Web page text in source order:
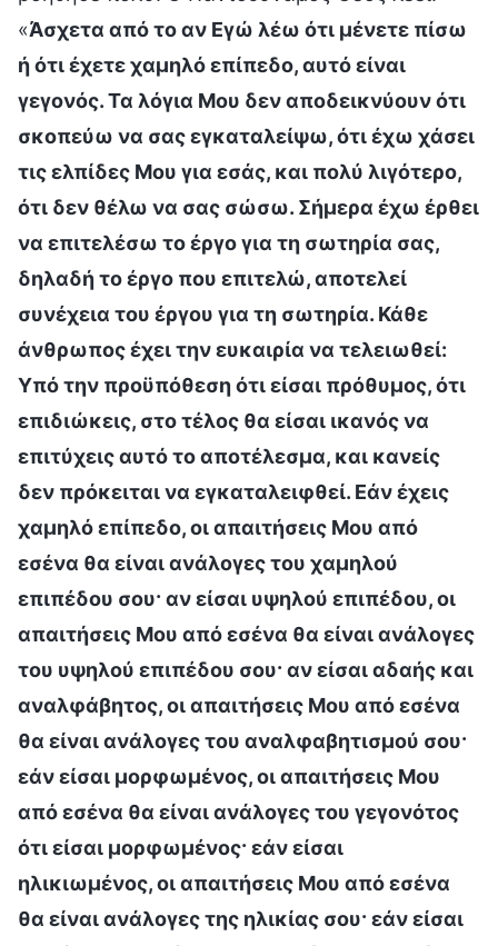
«Άσχετα από το αν Εγώ λέω ότι μένετε πίσω
ή ότι έχετε χαμηλό επίπεδο, αυτό είναι
γεγονός. Τα λόγια Μου δεν αποδεικνύουν ότι
σκοπεύω να σας εγκαταλείψω, ότι έχω χάσει
τις ελπίδες Μου για εσάς, και πολύ λιγότερο,
ότι δεν θέλω να σας σώσω. Σήμερα έχω έρθει
να επιτελέσω το έργο για τη σωτηρία σας,
δηλαδή το έργο που επιτελώ, αποτελεί
συνέχεια του έργου για τη σωτηρία. Κάθε
άνθρωπος έχει την ευκαιρία να τελειωθεί:
Υπό την προϋπόθεση ότι είσαι πρόθυμος, ότι
επιδιώκεις, στο τέλος θα είσαι ικανός να
επιτύχεις αυτό το αποτέλεσμα, και κανείς
δεν πρόκειται να εγκαταλειφθεί. Εάν έχεις
χαμηλό επίπεδο, οι απαιτήσεις Μου από
εσένα θα είναι ανάλογες του χαμηλού
επιπέδου σου· αν είσαι υψηλού επιπέδου, οι
απαιτήσεις Μου από εσένα θα είναι ανάλογες
του υψηλού επιπέδου σου· αν είσαι αδαής και
αναλφάβητος, οι απαιτήσεις Μου από εσένα
θα είναι ανάλογες του αναλφαβητισμού σου·
εάν είσαι μορφωμένος, οι απαιτήσεις Μου
από εσένα θα είναι ανάλογες του γεγονότος
ότι είσαι μορφωμένος· εάν είσαι
ηλικιωμένος, οι απαιτήσεις Μου από εσένα
θα είναι ανάλογες της ηλικίας σου· εάν είσαι